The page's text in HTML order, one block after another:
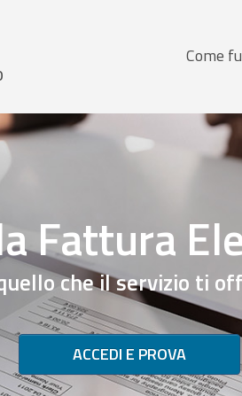
Come
Fattura
che il servizio ti
ACCEDI E PROVA